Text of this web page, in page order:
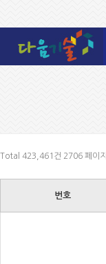
Total 423,461건 2706 페이지
번호